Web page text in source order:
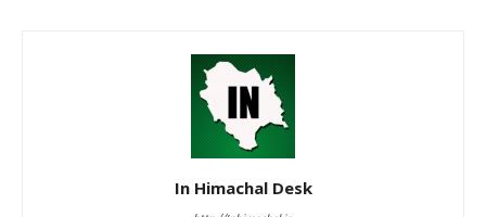
In Himachal Desk